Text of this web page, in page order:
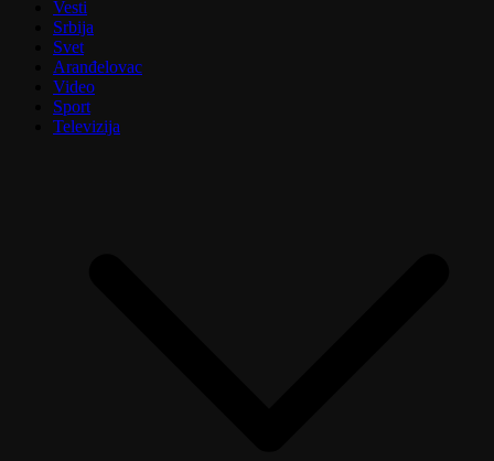
Vesti
Srbija
Svet
Aranđelovac
Video
Sport
Televizija